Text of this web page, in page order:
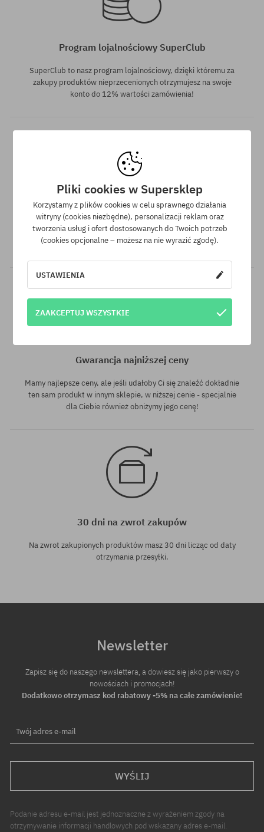
Dostępne rozmiary:
Dostępne rozmiary:
XS-S
Program lojalnościowy SuperClub
SuperClub to nasz program lojalnościowy, dzięki któremu za
zakupy produktów nieprzecenionych otrzymujesz na swoje
konto do 12% wartości zamówienia!
Darmowa wysyłka od 350 zł
Do wszystkich zamówień powyżej 350 zł oferujemy wysyłkę
GRATIS, niezależnie od wybranej formy płatności i przewoźnika.
Gwarancja najniższej ceny
Mamy najlepsze ceny, ale jeśli udałoby Ci się znaleźć dokładnie
ten sam produkt w innym sklepie, w niższej cenie - specjalnie
dla Ciebie również obniżymy jego cenę!
30 dni na zwrot zakupów
Na zwrot zakupionych produktów masz 30 dni licząc od daty
otrzymania przesyłki.
Newsletter
Zapisz się do naszego newslettera, a dowiesz się jako pierwszy o
nowościach i promocjach!
Dodatkowo otrzymasz kod rabatowy -5% na całe zamówienie!
Twój adres e-mail
WYŚLIJ
Podanie adresu e-mail jest jednoznaczne z wyrażeniem zgody na
otrzymywanie informacji handlowych pod wskazany adres e-mail.
Pliki cookies w Supersklep
Korzystamy z plików cookies w celu sprawnego działania
witryny (cookies niezbędne), personalizacji reklam oraz
tworzenia usług i ofert dostosowanych do Twoich potrzeb
(cookies opcjonalne – możesz na nie wyrazić zgodę).
USTAWIENIA
ZAAKCEPTUJ WSZYSTKIE